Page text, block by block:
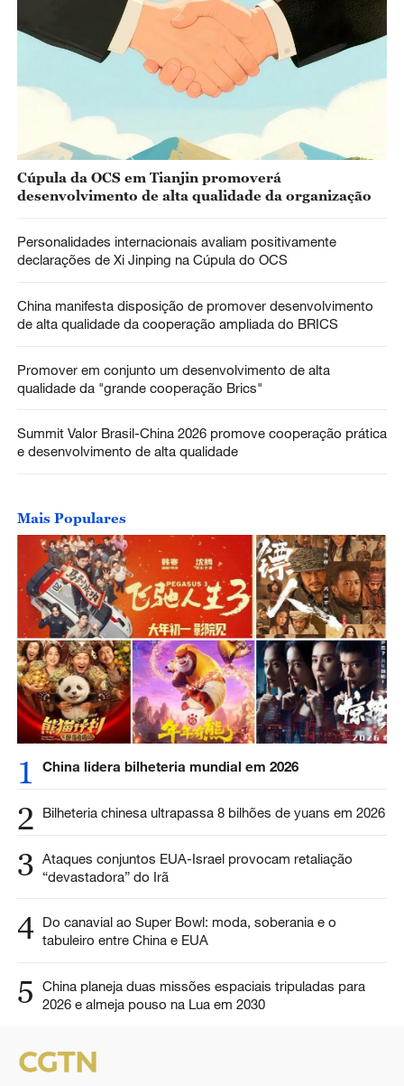
Cúpula da OCS em Tianjin promoverá
desenvolvimento de alta qualidade da organização
Personalidades internacionais avaliam positivamente
declarações de Xi Jinping na Cúpula do OCS
China manifesta disposição de promover desenvolvimento
de alta qualidade da cooperação ampliada do BRICS
Promover em conjunto um desenvolvimento de alta
qualidade da "grande cooperação Brics"
Summit Valor Brasil-China 2026 promove cooperação prática
e desenvolvimento de alta qualidade
Mais Populares
1 China lidera bilheteria mundial em 2026
2 Bilheteria chinesa ultrapassa 8 bilhões de yuans em 2026
3 Ataques conjuntos EUA-Israel provocam retaliação
“devastadora” do Irã
4 Do canavial ao Super Bowl: moda, soberania e o
tabuleiro entre China e EUA
5
China planeja duas missões espaciais tripuladas para
2026 e almeja pouso na Lua em 2030